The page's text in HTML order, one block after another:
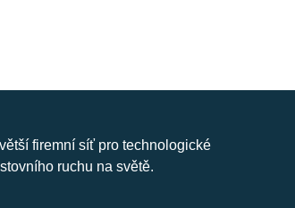
firemní síť pro technologické
ruchu na světě.